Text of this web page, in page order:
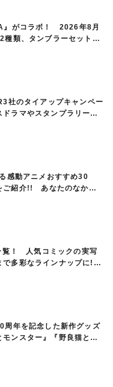
』がコラボ！ 2026年8月
種類、タンブラーセットな
社のタイアップキャンペー
ラマやスタンプラリー、
感動アニメおすすめ30
ご紹介!! あなたのなかの
！ 人気コミックの実写
で多彩なラインナップに!!
周年を記念した新作グッズ
ンスター』『野良猫と